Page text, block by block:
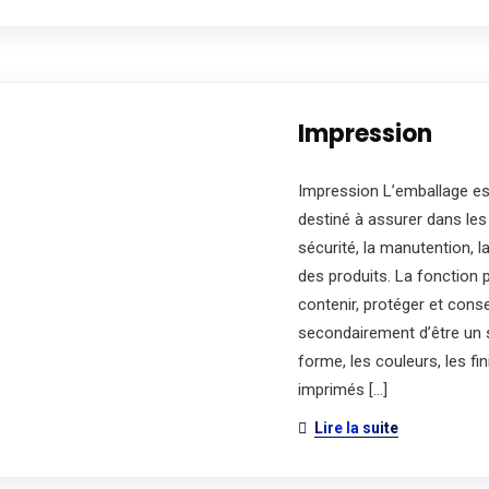
Impression
Impression L’emballage
destiné à assurer dans
sécurité, la manutention,
des produits. La fonction
contenir, protéger et
secondairement d’être un
forme, les couleurs, les
imprimés […]
Lire la suite